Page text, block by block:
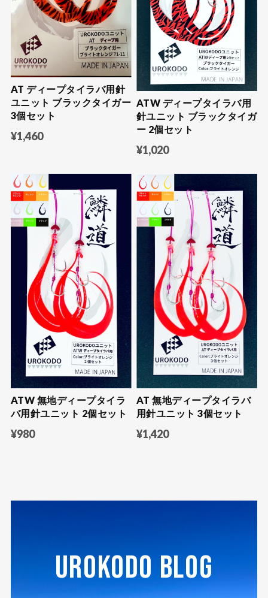
AT ディープタイラバ用針
ユニット ブラックタイガー
3個セット
¥1,460
ATW ディープタイラバ用
針ユニット ブラックタイガ
ー 2個セット
¥1,020
ATW 無地ディープタイラ
バ用針ユニット 2個セット
¥980
AT 無地ディープタイラバ
用針ユニット 3個セット
¥1,420
UROKODO BLOG